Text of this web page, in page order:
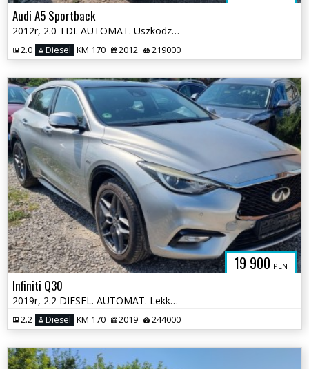
Audi A5 Sportback
2012r, 2.0 TDI. AUTOMAT. Uszkodzony lewy przód. Poobijany. Jeździ.
2.0 Diesel KM 170 2012 219000
19 900 PLN
Infiniti Q30
2019r, 2.2 DIESEL. AUTOMAT. Lekko uszkodzony lewy tył. Jeździ .
2.2 Diesel KM 170 2019 244000